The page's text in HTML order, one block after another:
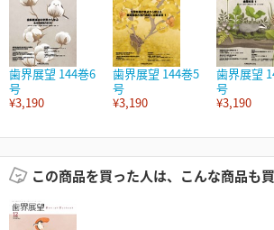
歯界展望 144巻6
号
¥3,190
歯界展望 144巻5
号
¥3,190
歯界展望
号
¥3,190
この商品を買った人は、こんな商品も買